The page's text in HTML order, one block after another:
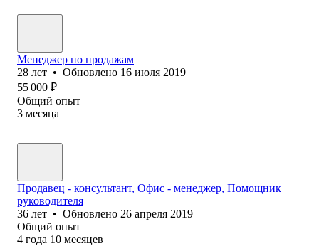
Менеджер по продажам
28 лет • Обновлено 16 июля 2019
55 000 ₽
Общий опыт
3 месяца
Продавец - консультант, Офис - менеджер, Помощник
руководителя
36 лет • Обновлено 26 апреля 2019
Общий опыт
4 года 10 месяцев